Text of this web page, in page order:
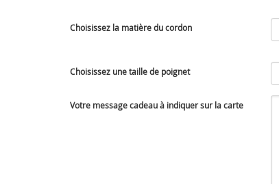
Choisissez la matière du cordon
Choisissez une taille de poignet
Votre message cadeau à indiquer sur la carte